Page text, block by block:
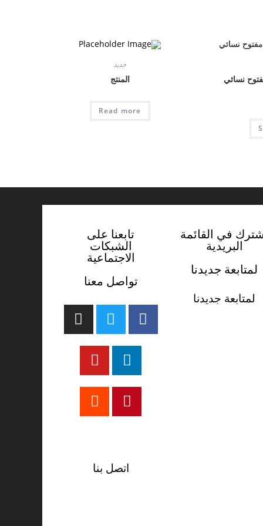
نسائي
جديد
المنتج
Read more
في القائمة
البريدية
لمتابعة جديدنا
لمتابعة جديدنا
تابعنا على
الشبكات
الاجتماعية
تواصل معنا
اتصل بنا